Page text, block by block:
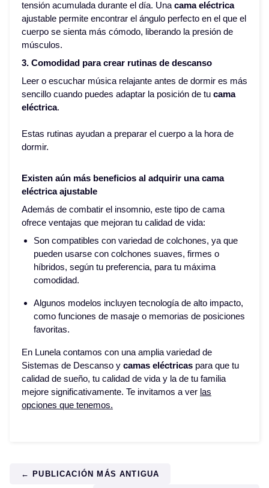
tensión acumulada durante el día. Una cama eléctrica
ajustable permite encontrar el ángulo perfecto en el que el
cuerpo se sienta más cómodo, liberando la presión de
músculos.
3. Comodidad para crear rutinas de descanso
Leer o escuchar música relajante antes de dormir es más
sencillo cuando puedes adaptar la posición de tu cama
eléctrica.
Estas rutinas ayudan a preparar el cuerpo a la hora de
dormir.
Existen aún más beneficios al adquirir una cama
eléctrica ajustable
Además de combatir el insomnio, este tipo de cama
ofrece ventajas que mejoran tu calidad de vida:
Son compatibles con variedad de colchones, ya que
pueden usarse con colchones suaves, firmes o
híbridos, según tu preferencia, para tu máxima
comodidad.
Algunos modelos incluyen tecnología de alto impacto,
como funciones de masaje o memorias de posiciones
favoritas.
En Lunela contamos con una amplia variedad de
Sistemas de Descanso y camas eléctricas para que tu
calidad de sueño, tu calidad de vida y la de tu familia
mejore significativamente. Te invitamos a ver las
opciones que tenemos.
← PUBLICACIÓN MÁS ANTIGUA